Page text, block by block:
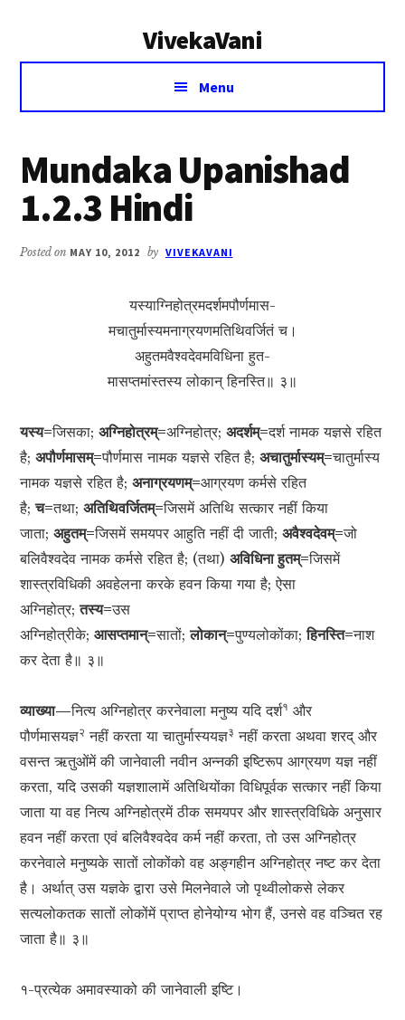
VivekaVani
Voice
Vivekananda
Menu
Mundaka Upanishad
1.2.3 Hindi
Posted on MAY 10, 2012 by VIVEKAVANI
यस्याग्निहोत्रमदर्शमपौर्णमास-
मचातुर्मास्यमनाग्रयणमतिथिवर्जितं च।
अहुतमवैश्वदेवमविधिना हुत-
मासप्तमांस्तस्य लोकान् हिनस्ति॥ ३॥
यस्य=जिसका;अग्निहोत्रम्=अग्निहोत्र;अदर्शम्=दर्श नामक यज्ञसे रहित
है;अपौर्णमासम्=पौर्णमास नामक यज्ञसे रहित है;अचातुर्मास्यम्=चातुर्मास्य
नामक यज्ञसे रहित है;अनाग्रयणम्=आग्रयण कर्मसे रहित
है;च=तथा;अतिथिवर्जितम्=जिसमें अतिथि सत्कार नहीं किया
जाता;अहुतम्=जिसमें समयपर आहुति नहीं दी जाती;अवैश्वदेवम्=जो
बलिवैश्वदेव नामक कर्मसे रहित है; (तथा)अविधिना हुतम्=जिसमें
शास्त्रविधिकी अवहेलना करके हवन किया गया है; ऐसा
अग्निहोत्र;तस्य=उस
अग्निहोत्रीके;आसप्तमान्=सातों;लोकान्=पुण्यलोकोंका;हिनस्ति=नाश
कर देता है॥ ३॥
व्याख्या—नित्य अग्निहोत्र करनेवाला मनुष्य यदि दर्श१ और
पौर्णमासयज्ञ२ नहीं करता या चातुर्मास्ययज्ञ३ नहीं करता अथवा शरद् और
वसन्त ऋतुओंमें की जानेवाली नवीन अन्नकी इष्टिरूप आग्रयण यज्ञ नहीं
करता, यदि उसकी यज्ञशालामें अतिथियोंका विधिपूर्वक सत्कार नहीं किया
जाता या वह नित्य अग्निहोत्रमें ठीक समयपर और शास्त्रविधिके अनुसार
हवन नहीं करता एवं बलिवैश्वदेव कर्म नहीं करता, तो उस अग्निहोत्र
करनेवाले मनुष्यके सातों लोकोंको वह अङ्गहीन अग्निहोत्र नष्ट कर देता
है। अर्थात् उस यज्ञके द्वारा उसे मिलनेवाले जो पृथ्वीलोकसे लेकर
सत्यलोकतक सातों लोकोंमें प्राप्त होनेयोग्य भोग हैं, उनसे वह वञ्चित रह
जाता है॥ ३॥
१-प्रत्येक अमावस्याको की जानेवाली इष्टि।